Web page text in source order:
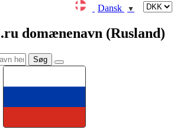
Dansk
▼
domænenavn (Rusland)